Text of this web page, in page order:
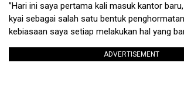
”Hari ini saya pertama kali masuk kantor
kyai sebagai salah satu bentuk
kebiasaan saya setiap melakukan hal yang
ADVERTISEMENT